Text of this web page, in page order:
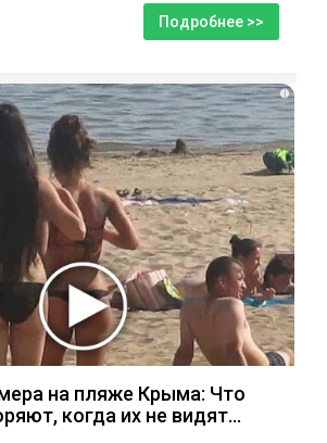
Подробнее >>
i
на пляже Крыма: Что
когда их не видят...